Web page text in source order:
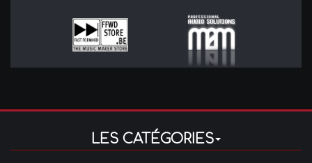
LES CATÉGORIES